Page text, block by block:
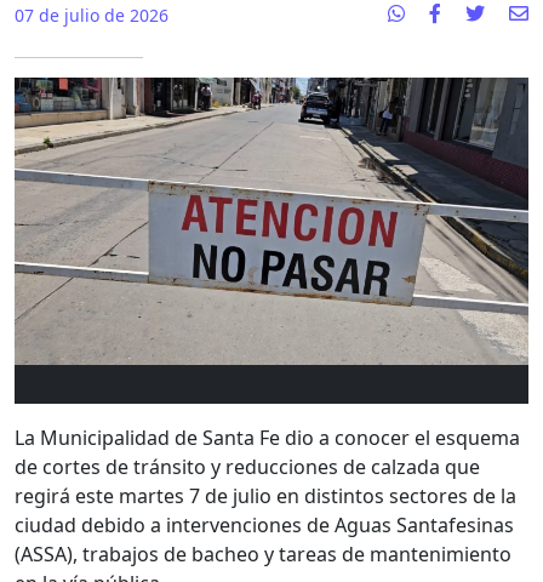
07 de julio de 2026
La Municipalidad de Santa Fe dio a conocer el esquema
de cortes de tránsito y reducciones de calzada que
regirá este martes 7 de julio en distintos sectores de la
ciudad debido a intervenciones de Aguas Santafesinas
(ASSA), trabajos de bacheo y tareas de mantenimiento